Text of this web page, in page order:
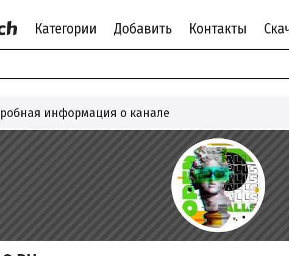
Категории Добавить Контакты
информация о канале